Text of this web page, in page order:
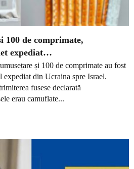
100 de comprimate,
expediat…
și 100 de comprimate au fost
expediat din Ucraina spre Israel.
fusese declarată
erau camuflate...